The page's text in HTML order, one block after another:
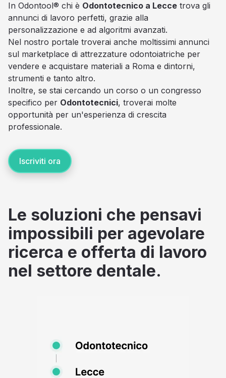
In Odontool® chi è Odontotecnico a Lecce trova gli
annunci di lavoro perfetti, grazie alla
personalizzazione e ad algoritmi avanzati.
Nel nostro portale troverai anche moltissimi annunci
sul marketplace di attrezzature odontoiatriche per
vendere e acquistare materiali a Roma e dintorni,
strumenti e tanto altro.
Inoltre, se stai cercando un corso o un congresso
specifico per Odontotecnici, troverai molte
opportunità per un'esperienza di crescita
professionale.
Iscriviti ora
Le soluzioni che pensavi
impossibili per agevolare
ricerca e offerta di lavoro
nel settore dentale.